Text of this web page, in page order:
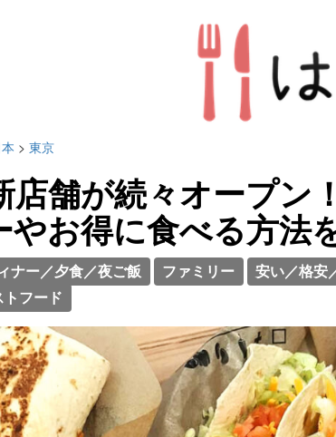
> 東京
店舗が続々オープン
やお得に食べる方法
ナー／夕食／夜ご飯 ファミリー
安い／格安
フード